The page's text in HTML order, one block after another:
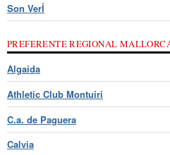
Son VerÍ
PREFERENTE REGIONAL
Algaida
Athletic Club Montuiri
C.a. de Paguera
Calvia